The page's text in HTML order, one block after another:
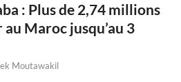
: Plus de 2,74 millions
Maroc jusqu’au 3
Moutawakil